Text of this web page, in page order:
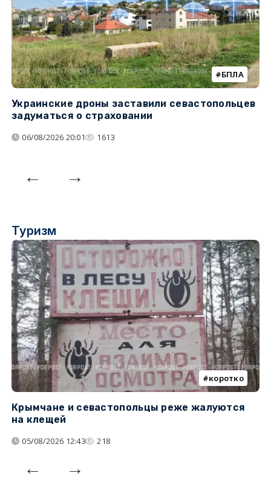
БПЛА
Украинские дроны заставили севастопольцев
задуматься о страховании
06/08/2026 20:01 1613
Туризм
коротко
Крымчане и севастопольцы реже жалуются
на клещей
05/08/2026 12:43 218